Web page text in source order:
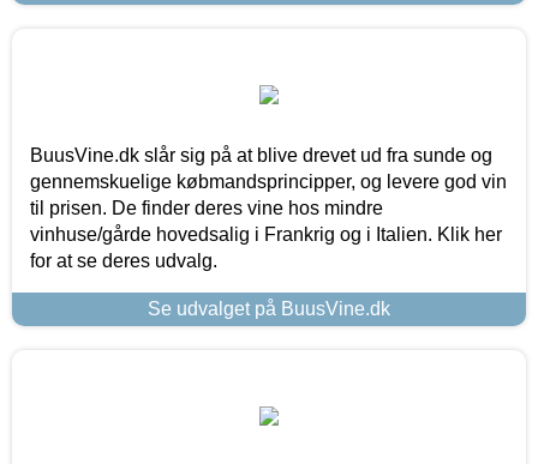
BuusVine.dk slår sig på at blive drevet ud fra sunde og
gennemskuelige købmandsprincipper, og levere god vin
til prisen. De finder deres vine hos mindre
vinhuse/gårde hovedsalig i Frankrig og i Italien. Klik her
for at se deres udvalg.
Se udvalget på BuusVine.dk